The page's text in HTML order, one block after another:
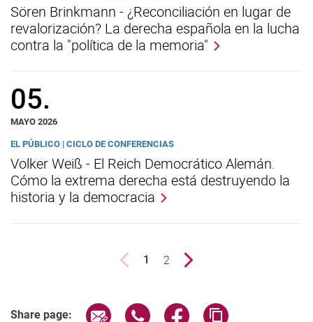
Sören Brinkmann - ¿Reconciliación en lugar de
revalorización? La derecha española en la lucha
contra la "política de la memoria"
05.
MAYO 2026
EL PÚBLICO | CICLO DE CONFERENCIAS
Volker Weiß - El Reich Democrático Alemán.
Cómo la extrema derecha está destruyendo la
historia y la democracia
Previous page
1
page
2 Next page
Share page: Share page via email
Share page via WhatsApp
Share page via